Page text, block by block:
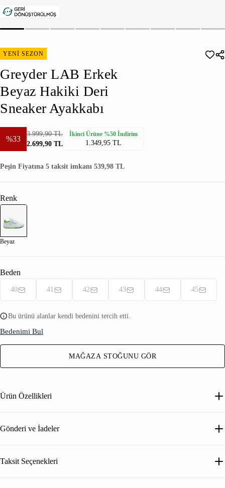
YENİ SEZON
Greyder LAB Erkek
Beyaz Hakiki Deri
Sneaker Ayakkabı
%33
3.999,90 TL
2.699,90 TL
İkinci Ürüne %50 İndirim
1.349,95 TL
Peşin Fiyatına 5 taksit imkanı 539,98 TL
Renk
Beyaz
Beden
40 41 42 43 44 45
Bu ürünü alanlar kendi bedenini tercih etti.
Bedenimi Bul
MAĞAZA STOĞUNU GÖR
Ürün Özellikleri
Gönderi ve İadeler
Taksit Seçenekleri